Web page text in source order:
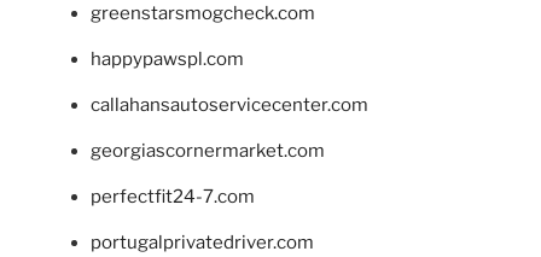
greenstarsmogcheck.com
happypawspl.com
callahansautoservicecenter.com
georgiascornermarket.com
perfectfit24-7.com
portugalprivatedriver.com